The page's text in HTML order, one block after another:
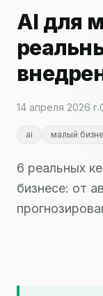
AI для
14 апреля 2026 г.
ai малый
6 реальных
бизнесе: от